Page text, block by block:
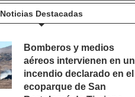
Noticias Destacadas
Bomberos y medios
aéreos intervienen en un
incendio declarado en el
ecoparque de San